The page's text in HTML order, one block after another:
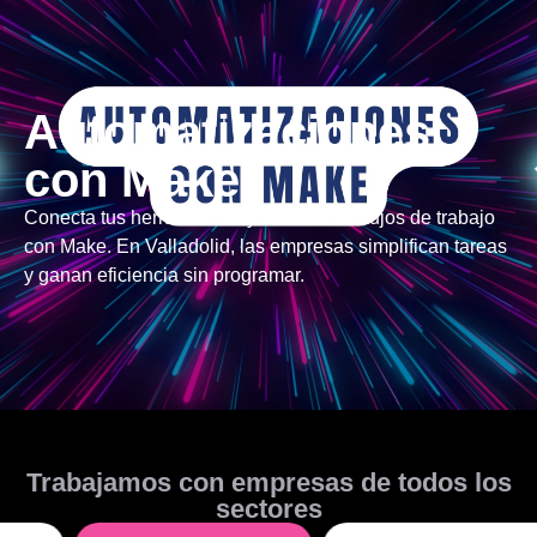
Automatizaciones
con Make
Conecta tus herramientas y automatiza flujos de trabajo
con Make. En Valladolid, las empresas simplifican tareas
y ganan eficiencia sin programar.
Trabajamos con empresas de todos los
sectores